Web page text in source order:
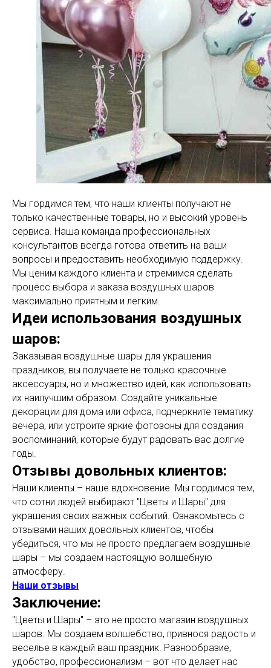
Мы гордимся тем, что наши клиенты получают не
только качественные товары, но и высокий уровень
сервиса. Наша команда профессиональных
консультантов всегда готова ответить на ваши
вопросы и предоставить необходимую поддержку.
Мы ценим каждого клиента и стремимся сделать
процесс выбора и заказа воздушных шаров
максимально приятным и легким.
Идеи использования воздушных
шаров:
Заказывая воздушные шары для украшения
праздников, вы получаете не только красочные
аксессуары, но и множество идей, как использовать
их наилучшим образом. Создайте уникальные
декорации для дома или офиса, подчеркните тематику
вечера, или устроите яркие фотозоны для создания
воспоминаний, которые будут радовать вас долгие
годы.
Отзывы довольных клиентов:
Наши клиенты – наше вдохновение. Мы гордимся тем,
что сотни людей выбирают "Цветы и Шары" для
украшения своих важных событий. Ознакомьтесь с
отзывами наших довольных клиентов, чтобы
убедиться, что мы не просто предлагаем воздушные
шары – мы создаем настоящую волшебную
атмосферу.
Наши отзывы
Заключение:
"Цветы и Шары" – это не просто магазин воздушных
шаров. Мы создаем волшебство, привнося радость и
веселье в каждый ваш праздник. Разнообразие,
удобство, профессионализм – вот что делает нас